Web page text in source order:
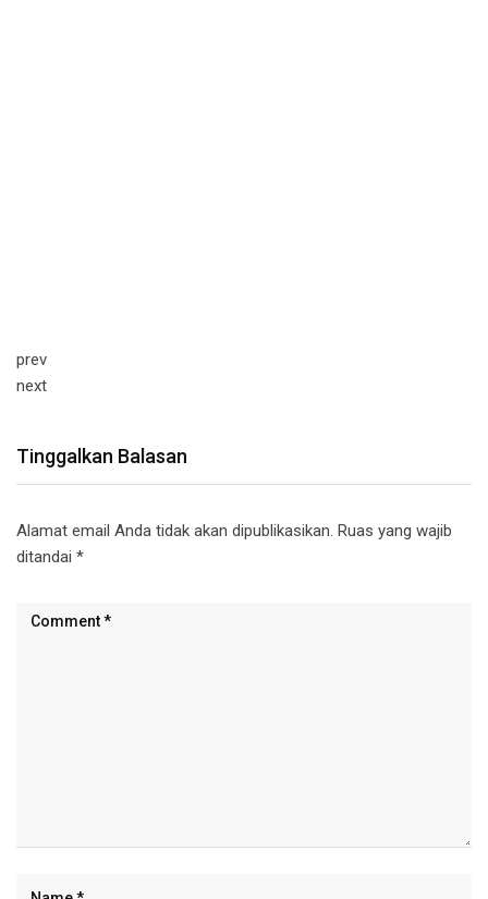
prev
next
Tinggalkan Balasan
Alamat email Anda tidak akan dipublikasikan. Ruas yang wajib
ditandai *